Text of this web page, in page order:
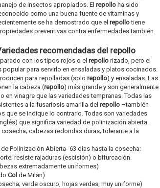
de insectos apropiados. El repolloha sido
como una buena fuente de vitaminas y
se ha demostrado que el repollotiene
preventivas contra enfermedades también.
recomendadas del repollo
con los tipos rojos o el repollorizado, pero el
para servirlo en ensaladas y platos cocinados.
para repolladas (solo repollo) y ensaladas. Las
la cabeza (repollo) más grande y son generalmente
en vinagre que las variedades tempranas. Todas las
a la fusariosis amarilla del repollo–también
que se indique lo contrario. Todas son variedades
que significa variedad de polinización abierta.
cabezas redondas duras; tolerante a la
Polinización Abierta- 63 días hasta la cosecha;
resiste rajaduras (escisión) o bifurcación.
extremadamente uniformes)
Col de Milán)
verde oscuro, hojas verdes, muy uniforme)